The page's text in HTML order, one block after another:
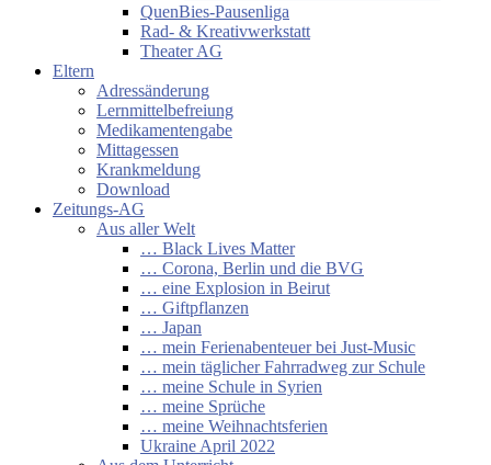
QuenBies-Pausenliga
Rad- & Kreativwerkstatt
Theater AG
Eltern
Adressänderung
Lernmittelbefreiung
Medikamentengabe
Mittagessen
Krankmeldung
Download
Zeitungs-AG
Aus aller Welt
… Black Lives Matter
… Corona, Berlin und die BVG
… eine Explosion in Beirut
… Giftpflanzen
… Japan
… mein Ferienabenteuer bei Just-Music
… mein täglicher Fahrradweg zur Schule
… meine Schule in Syrien
… meine Sprüche
… meine Weihnachtsferien
Ukraine April 2022